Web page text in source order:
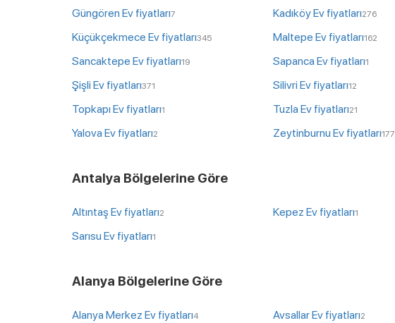
Güngören Ev fiyatları7 Kadıköy Ev fiyatları276
Küçükçekmece Ev fiyatları345 Maltepe Ev fiyatları162
Sancaktepe Ev fiyatları19 Sapanca Ev fiyatları1
Şişli Ev fiyatları371 Silivri Ev fiyatları12
Topkapı Ev fiyatları1 Tuzla Ev fiyatları21
Yalova Ev fiyatları2 Zeytinburnu Ev fiyatları177
Antalya Bölgelerine Göre
Altıntaş Ev fiyatları2 Kepez Ev fiyatları1
Sarısu Ev fiyatları1
Alanya Bölgelerine Göre
Alanya Merkez Ev fiyatları4 Avsallar Ev fiyatları2